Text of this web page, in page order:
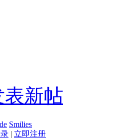
表新帖
Smilies
| 立即注册